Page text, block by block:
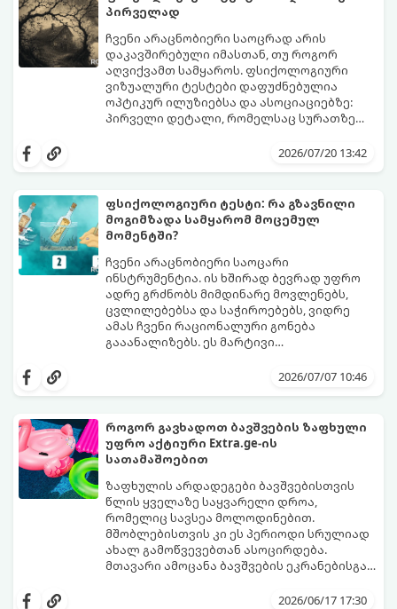
პირველად
ჩვენი არაცნობიერი საოცრად არის
დაკავშირებული იმასთან, თუ როგორ
აღვიქვამთ სამყაროს. ფსიქოლოგიური
ვიზუალური ტესტები დაფუძნებულია
ოპტიკურ ილუზიებსა და ასოციაციებზე:
პირველი დეტალი, რომელსაც სურათზე
პიროვნების ფარულ მხარეებზე,2026/07/20 13:42
ფსიქოლოგიური ტესტი: რა გზავნილი
მოგიმზადა სამყარომ მოცემულ
მომენტში?
ჩვენი არაცნობიერი საოცარი
ინსტრუმენტია. ის ხშირად ბევრად უფრო
ადრე გრძნობს მიმდინარე მოვლენებს,
ცვლილებებსა და საჭიროებებს, ვიდრე
ამას ჩვენი რაციონალური გონება
გააანალიზებს. ეს მარტივი
ასოციაციურ აღქმაზეა დაფუძნებული,
თქვენთვის ცხოვრების ამ ეტაპზე.
აირჩიეთ სამი წერილიდან ის ერთი,
2026/07/07 10:46
როგორ გავხადოთ ბავშვების ზაფხული
უფრო აქტიური Extra.ge-ის
სათამაშოებით
ზაფხულის არდადეგები ბავშვებისთვის
წლის ყველაზე საყვარელი დროა,
რომელიც სავსეა მოლოდინებით.
მშობლებისთვის კი ეს პერიოდი სრულიად
ახალ გამოწვევებთან ასოცირდება.
მთავარი ამოცანა ბავშვების ეკრანებისგან
მიმართვაა. მნიშვნელოვანია მათთვის
მარკეტფლეისი საქართველოში,2026/06/17 17:30